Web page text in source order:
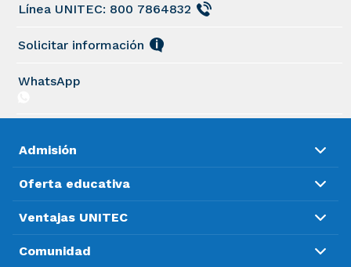
Línea UNITEC: 800 7864832
Solicitar información
WhatsApp
Admisión
Oferta educativa
Ventajas UNITEC
Comunidad